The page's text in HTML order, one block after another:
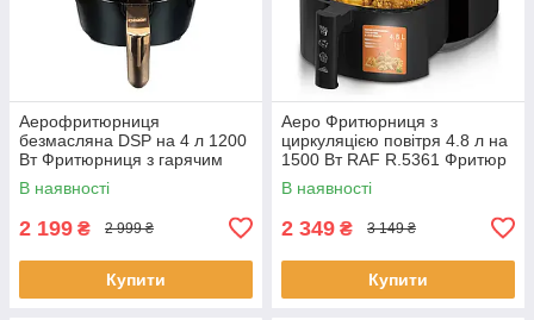
Аерофритюрниця
безмасляна DSP на 4 л 1200
Вт Фритюрниця з гарячим
повітрям
В наявності
2 199 ₴ 2 999 ₴
Купити
Аеро Фритюрниця з
циркуляцією повітря 4.8 л на
1500 Вт RAF R.5361 Фритюр
для дому
В наявності
2 349 ₴ 3 149 ₴
Купити